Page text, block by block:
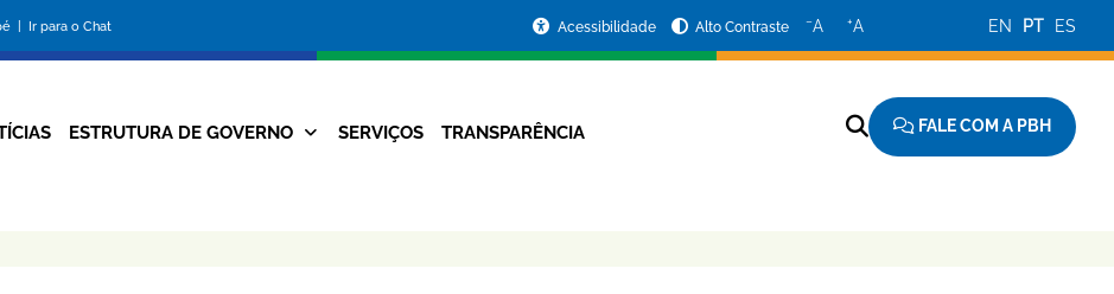
| Ir para o Chat
da
Prefeitura
Acessibilidade Alto Contraste −A +A EN PT ES
Navegação
ESTRUTURA DE GOVERNO SERVIÇOS TRANSPARÊNCIA FALE COM A PBH